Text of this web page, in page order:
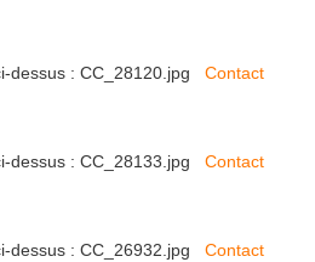
dessus : CC_28120.jpg Contact
dessus : CC_28133.jpg Contact
dessus : CC_26932.jpg Contact